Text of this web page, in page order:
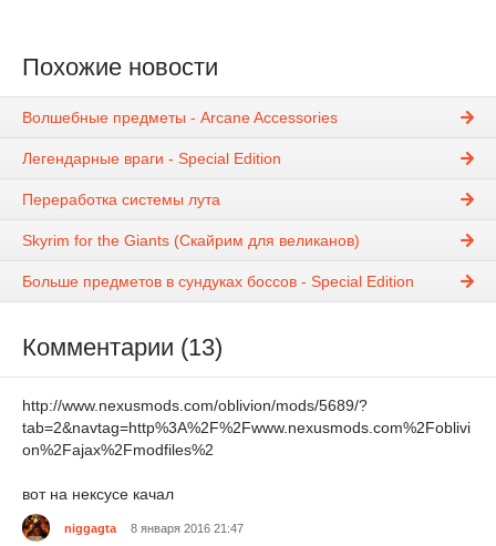
Похожие новости
Волшебные предметы - Arcane Accessories
Легендарные враги - Special Edition
Переработка системы лута
Skyrim for the Giants (Скайрим для великанов)
Больше предметов в сундуках боссов - Special Edition
Комментарии (13)
http://www.nexusmods.com/oblivion/mods/5689/?
tab=2&navtag=http%3A%2F%2Fwww.nexusmods.com%2Foblivi
on%2Fajax%2Fmodfiles%2
вот на нексусе качал
niggagta 8 января 2016 21:47